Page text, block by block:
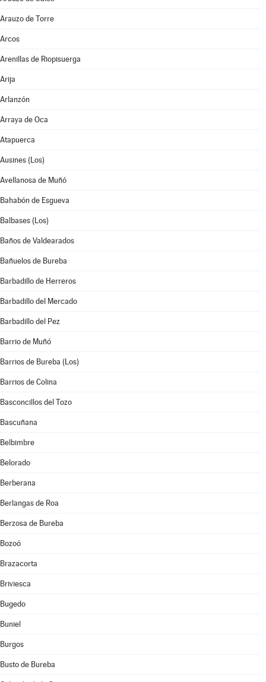
Arauzo de Torre
Arcos
Arenillas de Riopisuerga
Arija
Arlanzón
Arraya de Oca
Atapuerca
Ausines (Los)
Avellanosa de Muñó
Bahabón de Esgueva
Balbases (Los)
Baños de Valdearados
Bañuelos de Bureba
Barbadillo de Herreros
Barbadillo del Mercado
Barbadillo del Pez
Barrio de Muñó
Barrios de Bureba (Los)
Barrios de Colina
Basconcillos del Tozo
Bascuñana
Belbimbre
Belorado
Berberana
Berlangas de Roa
Berzosa de Bureba
Bozoó
Brazacorta
Briviesca
Bugedo
Buniel
Burgos
Busto de Bureba